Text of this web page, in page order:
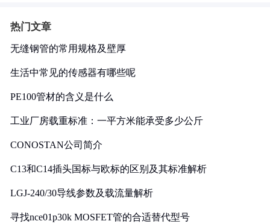
热门文章
无缝钢管的常用规格及壁厚
生活中常见的传感器有哪些呢
PE100管材的含义是什么
工业厂房载重标准：一平方米能承受多少公斤
CONOSTAN公司简介
C13和C14插头国标与欧标的区别及其标准解析
LGJ-240/30导线参数及载流量解析
寻找nce01p30k MOSFET管的合适替代型号